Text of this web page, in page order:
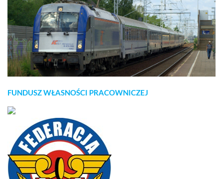
FUNDUSZ WŁASNOŚCI PRACOWNICZEJ